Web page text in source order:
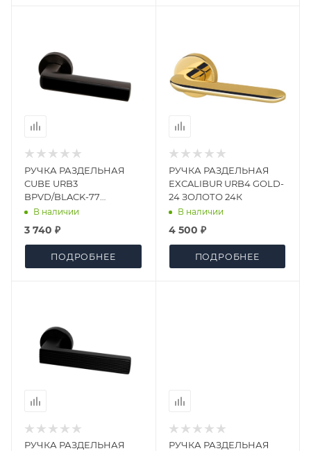
РУЧКА РАЗДЕЛЬНАЯ
CUBE URB3
BPVD/BLACK-77
ВОРОНЕНЫЙ НИКЕЛЬ/
В наличии
3 740 ₽
ПОДРОБНЕЕ
РУЧКА РАЗДЕЛЬНАЯ
EXCALIBUR URB4 GOLD-
24 ЗОЛОТО 24К
В наличии
4 500 ₽
ПОДРОБНЕЕ
РУЧКА РАЗДЕЛЬНАЯ
РУЧКА РАЗДЕЛЬНАЯ